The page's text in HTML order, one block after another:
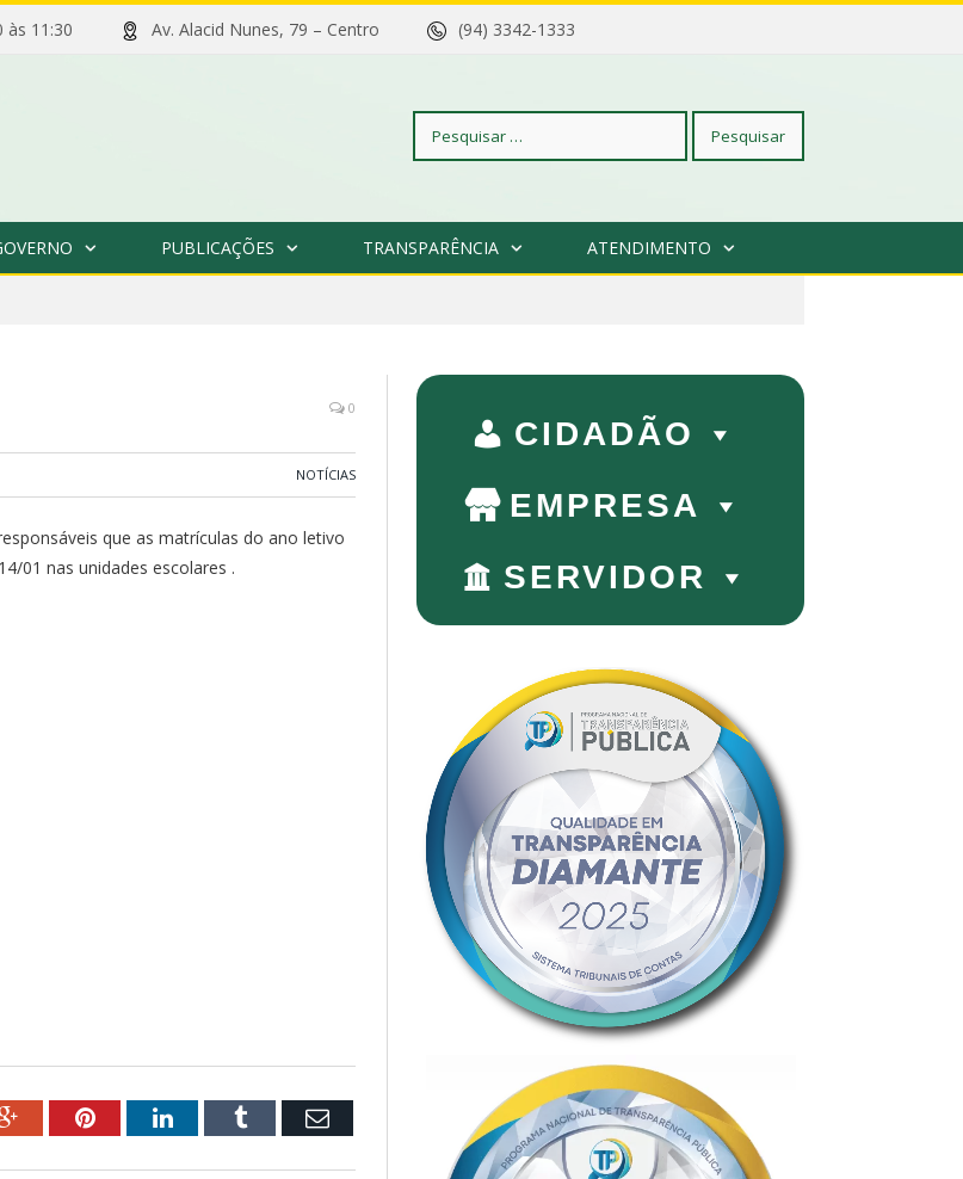
às 11:30 Av. Alacid Nunes, 79 – Centro (94) 3342-1333
Pesquisar
PUBLICAÇÕES TRANSPARÊNCIA ATENDIMENTO
0
NOTÍCIAS
que as matrículas do ano letivo
01 nas unidades escolares .
Google+PinterestLinkedInTumblr Email
CIDADÃO
EMPRESA
SERVIDOR